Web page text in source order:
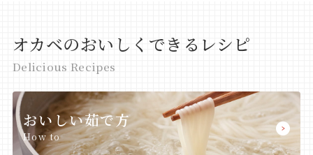
オカベのおいしくできるレシピ
Delicious Recipes
おいしい茹で方
How to